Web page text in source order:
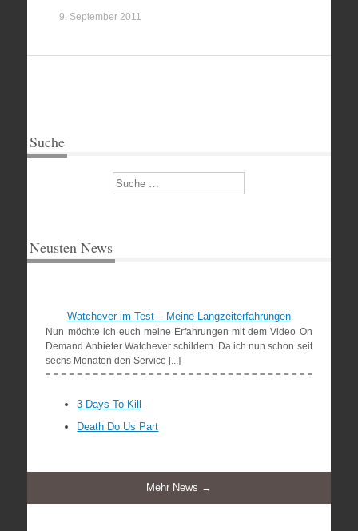
9. September 2011
Suche
Suchen
Neusten News
Watchever im Test – Meine Langzeiterfahrungen
Nun möchte ich euch meine Erfahrungen mit dem Video On
Demand Anbieter Watchever schildern. Da ich nun schon seit
sechs Monaten den Service [...]
3 Days To Kill
Death Do Us Part
Mehr News →